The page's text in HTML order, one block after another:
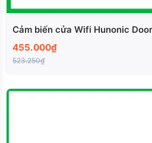
Cảm biến cửa Wifi Hunonic
455.000₫
523.250₫